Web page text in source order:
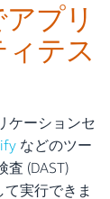
プリ
テス
ケーションセ
などのツー
(DAST)
実行できま